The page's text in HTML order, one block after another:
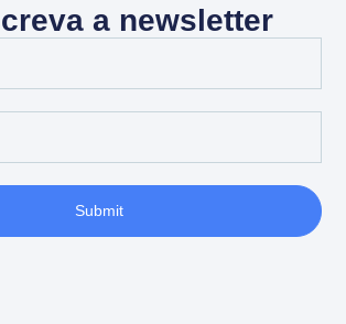
a newsletter
Submit